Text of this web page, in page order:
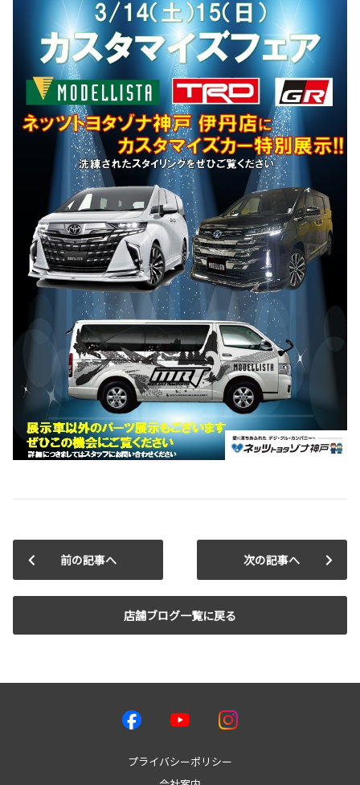
前の記事へ
店舗ブログ一覧に戻る
次の記事へ
プライバシーポリシー